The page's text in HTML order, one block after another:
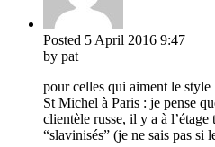
Posted 5 April 2016 9:47
by pat
pour celles qui aiment le
St Michel à Paris : je pense
clientèle russe, il y a à
“slavinisés” (je ne sais pas